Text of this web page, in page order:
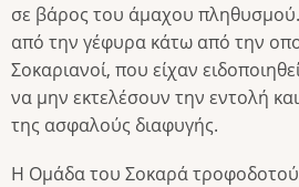
σε βάρος του άμαχου
από την γέφυρα κάτω από την
Σοκαριανοί, που είχαν
να μην εκτελέσουν την εντολή
της ασφαλούς διαφυγής.
Η Ομάδα του Σοκαρά